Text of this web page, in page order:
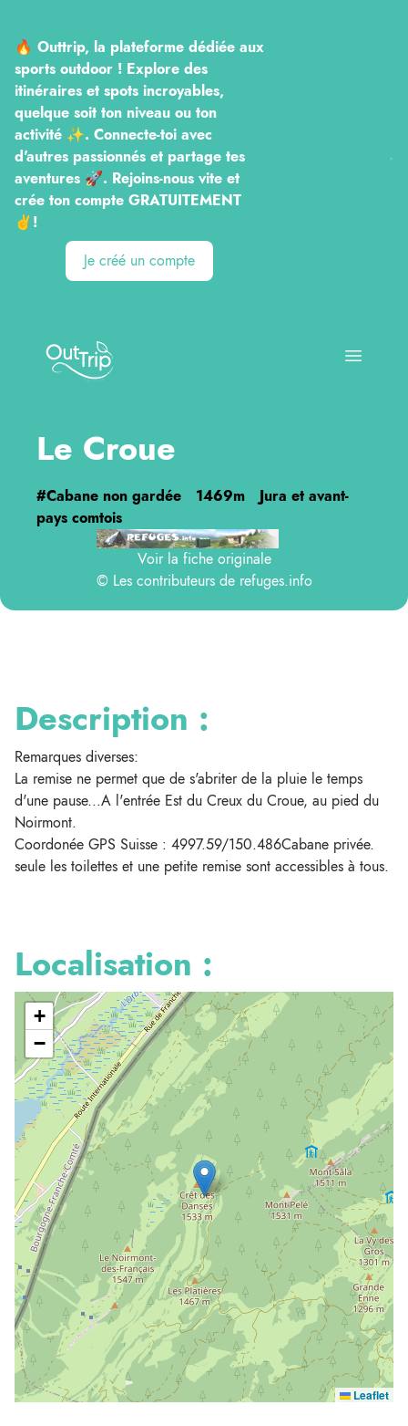
🔥 Outtrip, la plateforme dédiée aux
sports outdoor ! Explore des
itinéraires et spots incroyables,
quelque soit ton niveau ou ton
activité ✨. Connecte-toi avec
d'autres passionnés et partage tes
aventures 🚀. Rejoins-nous vite et
crée ton compte GRATUITEMENT
✌️!
Je créé un compte
Outtrip
Open
Le Croue
#Cabane non gardée 1469m
Jura et avant-
pays comtois
Voir la fiche originale
© Les contributeurs de refuges.info
Description :
Remarques diverses:
La remise ne permet que de s'abriter de la pluie le temps
d'une pause...A l'entrée Est du Creux du Croue, au pied du
Noirmont.
Coordonée GPS Suisse : 4997.59/150.486Cabane privée.
seule les toilettes et une petite remise sont accessibles à tous.
Localisation :
+
−
Leaflet